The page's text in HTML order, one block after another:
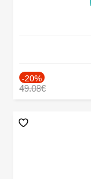
-20%
49.08€